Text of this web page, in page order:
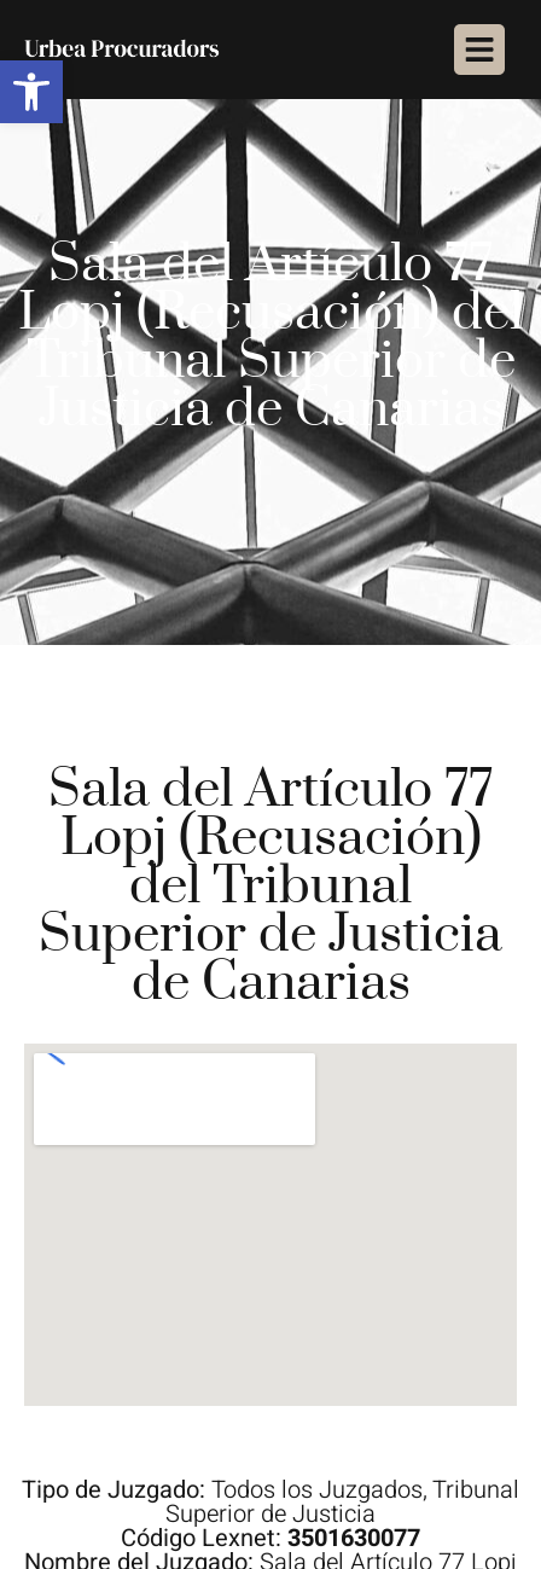
Abrir barra de herramientas
Sala del Artículo 77
Lopj (Recusación) del
Tribunal Superior de
Justicia de Canarias
Sala del Artículo 77
Lopj (Recusación)
del Tribunal
Superior de Justicia
de Canarias
Tipo de Juzgado: Todos los Juzgados,Tribunal
Superior de Justicia
Código Lexnet: 3501630077